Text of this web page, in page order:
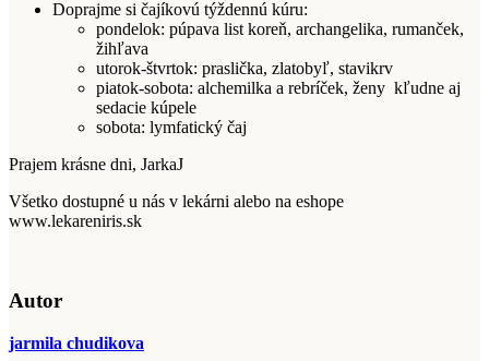
Doprajme si čajíkovú týždennú kúru:
pondelok: púpava list koreň, archangelika, rumanček,
žihľava
utorok-štvrtok: praslička, zlatobyľ, stavikrv
piatok-sobota: alchemilka a rebríček, ženy kľudne aj
sedacie kúpele
sobota: lymfatický čaj
Prajem krásne dni, JarkaJ
Všetko dostupné u nás v lekárni alebo na eshope
www.lekareniris.sk
Autor
jarmila chudikova